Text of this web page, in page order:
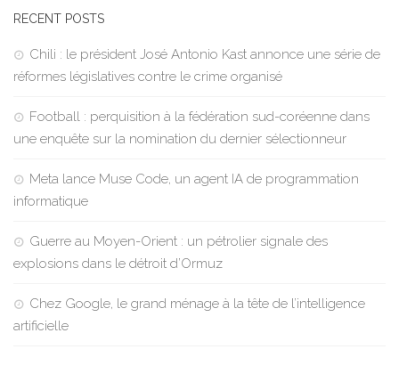
RECENT POSTS
Chili : le président José Antonio Kast annonce une série de
réformes législatives contre le crime organisé
Football : perquisition à la fédération sud-coréenne dans
une enquête sur la nomination du dernier sélectionneur
Meta lance Muse Code, un agent IA de programmation
informatique
Guerre au Moyen-Orient : un pétrolier signale des
explosions dans le détroit d’Ormuz
Chez Google, le grand ménage à la tête de l’intelligence
artificielle